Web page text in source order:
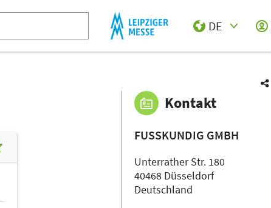
DE
Kontakt
FUSSKUNDIG GMBH
Unterrather Str. 180
40468 Düsseldorf
Deutschland